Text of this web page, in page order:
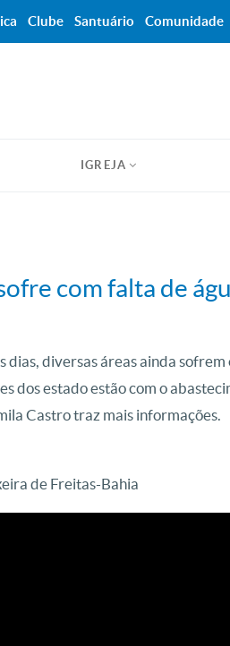
IGREJA
com falta de
dias, diversas áreas ainda sofrem
dos estado estão com o
Castro traz mais informações.
de Freitas-Bahia
Clube Santuário Comunidade